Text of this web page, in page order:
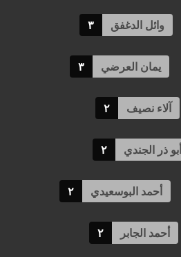
وائل الدغفق ٣
يمان العرضي ٣
آلاء نصيف ٢
أبو ذر الجندي ٢
أحمد البوسعيدي ٢
أحمد الجابر ٢